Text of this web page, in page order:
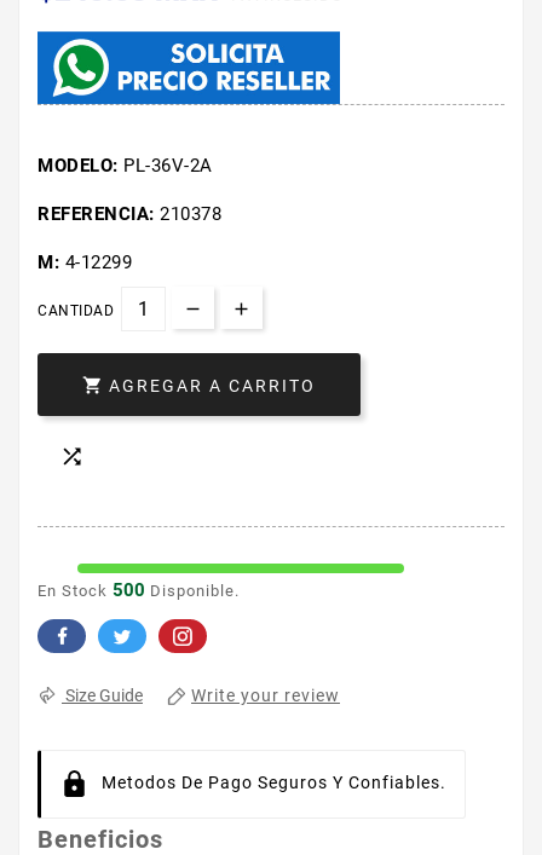
MODELO: PL-36V-2A
REFERENCIA: 210378
M: 4-12299
CANTIDAD
 AGREGAR A CARRITO

En Stock 500 Disponible.
Size Guide Write your review
Metodos De Pago Seguros Y Confiables.
Beneficios